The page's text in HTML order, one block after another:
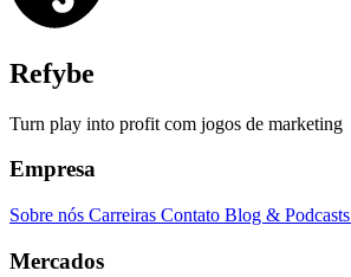
Refybe
Turn play into profit com jogos de marketing
Empresa
Sobre nós Carreiras Contato Blog & Podcasts
Mercados